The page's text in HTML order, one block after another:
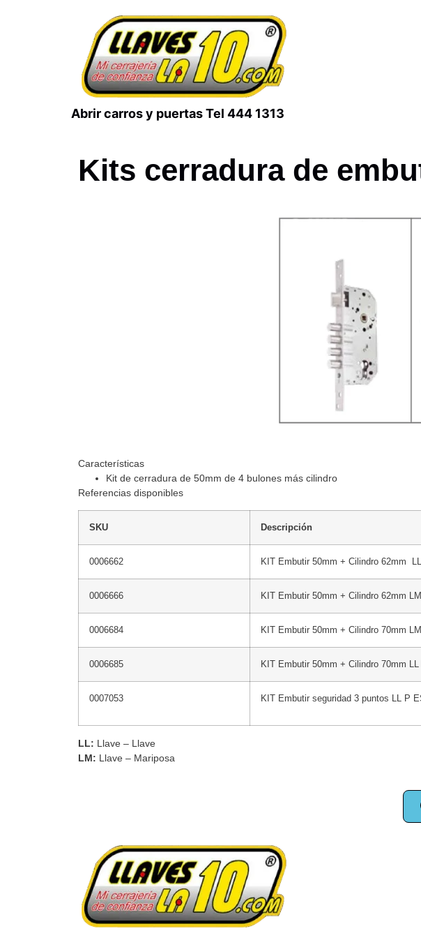
Abrir carros y puertas Tel 444 1313
Kits cerradura de
Características
Kit de cerradura de 50mm de 4 bulones más cilindro
Referencias disponibles
SKU Descripción
0006662 KIT Embutir 50mm + Cilindro 62mm
0006666 KIT Embutir 50mm + Cilindro 62mm
0006684 KIT Embutir 50mm + Cilindro 70mm
0006685 KIT Embutir 50mm + Cilindro 70mm LL
0007053 KIT Embutir seguridad 3 puntos LL P
LL: Llave – Llave
LM: Llave – Mariposa